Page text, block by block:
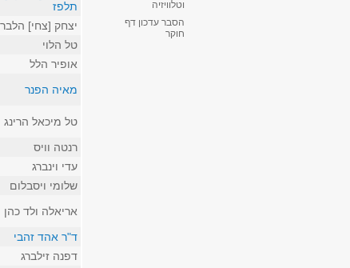
וטלוויזיה
הסבר עדכון דף
חוקר
תלפז
יצחק [צחי]
טל הלוי
אופיר הלל
מאיה הפנר
טל מיכאל הרינג
רנטה וויס
עדי וינברג
שלומי ויסבלום
אריאלה ולד כהן
ד"ר אהד זהבי
דפנה זילברג